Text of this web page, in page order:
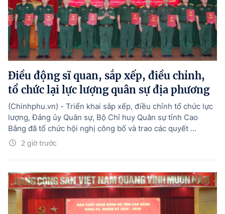
Điều động sĩ quan, sắp xếp, điều chỉnh,
tổ chức lại lực lượng quân sự địa phương
2 giờ trước
(Chinhphu.vn) - Triển khai sắp xếp, điều chỉnh tổ chức lực
lượng, Đảng ủy Quân sự, Bộ Chỉ huy Quân sự tỉnh Cao
Bằng đã tổ chức hội nghị công bố và trao các quyết ...